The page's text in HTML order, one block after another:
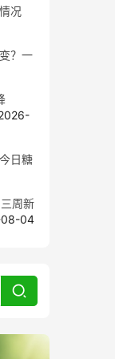
况
？一
日糖
周新
04